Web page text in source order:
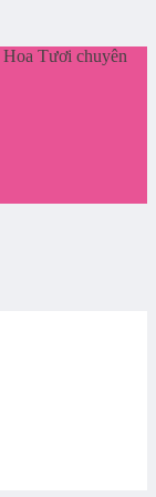
Tươi chuyên